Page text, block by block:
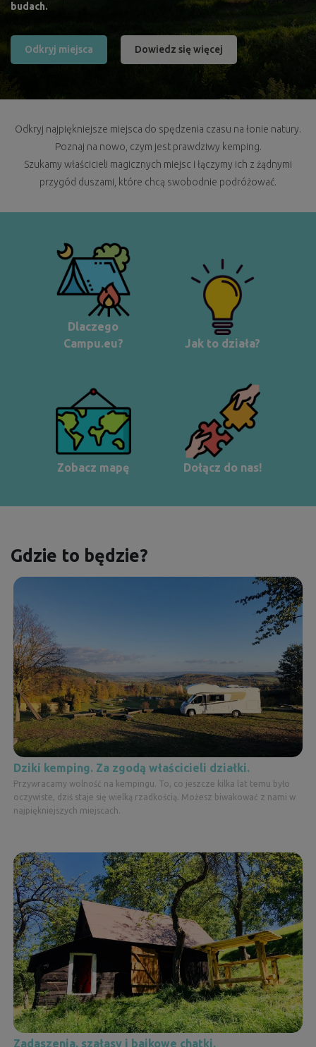
budach.
Odkryj miejsca Dowiedz się więcej
Odkryj najpiękniejsze miejsca do spędzenia czasu na łonie natury.
Poznaj na nowo, czym jest prawdziwy kemping.
Szukamy właścicieli magicznych miejsc i łączymy ich z żądnymi
przygód duszami, które chcą swobodnie podróżować.
Dlaczego
Campu.eu?
Jak to działa?
Zobacz mapę Dołącz do nas!
Gdzie to będzie?
Dziki kemping. Za zgodą właścicieli działki.
Przywracamy wolność na kempingu. To, co jeszcze kilka lat temu było
oczywiste, dziś staje się wielką rzadkością. Możesz biwakować z nami w
najpiękniejszych miejscach.
Zadaszenia, szałasy i bajkowe chatki.